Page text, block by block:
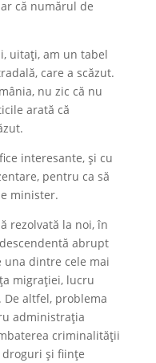
că numărul de
uitați, am un tabel
care a scăzut.
nu zic că nu
arată că
interesante, și cu
pentru ca să
minister.
rezolvată la noi, în
abrupt
una dintre cele mai
migrației, lucru
altfel, problema
administrația
criminalității
și ființe